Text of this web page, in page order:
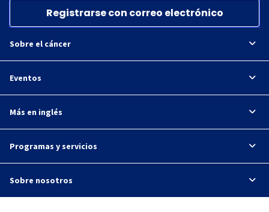
Registrarse con correo electrónico
Sobre el cáncer
Eventos
Más en inglés
Programas y servicios
Sobre nosotros